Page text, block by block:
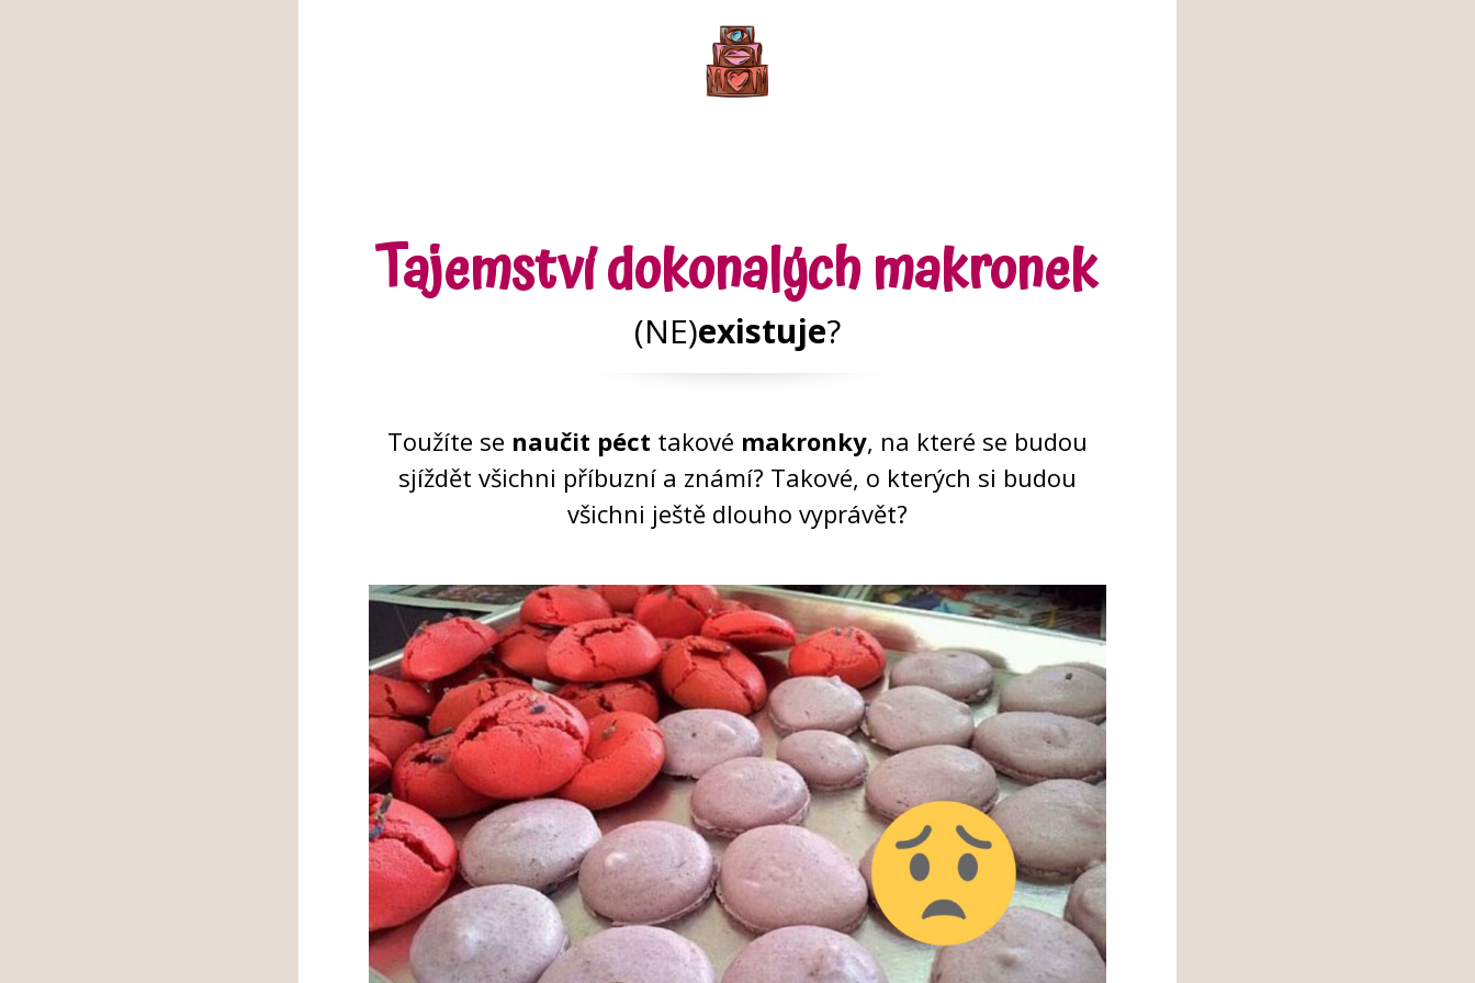
Tajemství dokonalých makronek
(NE)existuje?
Toužíte se naučit péct takové makronky, na které se budou
sjíždět všichni příbuzní a známí? Takové, o kterých si budou
všichni ještě dlouho vyprávět?